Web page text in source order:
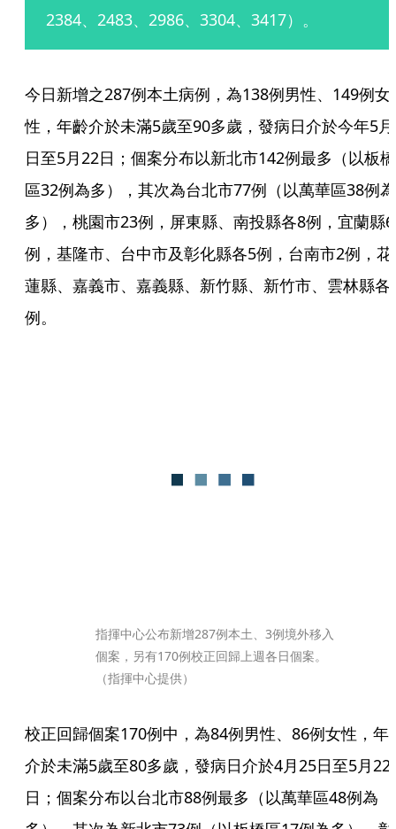
2384、2483、2986、3304、3417）。
今日新增之287例本土病例，為138例男性、149例女
性，年齡介於未滿5歲至90多歲，發病日介於今年5
日至5月22日；個案分布以新北市142例最多（以板橋
區32例為多），其次為台北市77例（以萬華區38例為
多），桃園市23例，屏東縣、南投縣各8例，宜蘭縣6
例，基隆市、台中市及彰化縣各5例，台南市2例，花
蓮縣、嘉義市、嘉義縣、新竹縣、新竹市、雲林縣各
例。
指揮中心公布新增287例本土、3例境外移入
個案，另有170例校正回歸上週各日個案。
（指揮中心提供）
校正回歸個案170例中，為84例男性、86例女性，年
介於未滿5歲至80多歲，發病日介於4月25日至5月22
日；個案分布以台北市88例最多（以萬華區48例為